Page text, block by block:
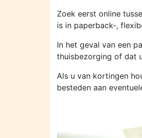
Zoek eerst online
is in paperback-,
In het geval van een
thuisbezorging of dat
Als u van kortingen
besteden aan